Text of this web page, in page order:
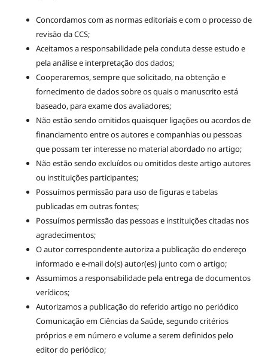
Concordamos com as normas editoriais e com o processo de
revisão da CCS;
Aceitamos a responsabilidade pela conduta desse estudo e
pela análise e interpretação dos dados;
Cooperaremos, sempre que solicitado, na obtenção e
fornecimento de dados sobre os quais o manuscrito está
baseado, para exame dos avaliadores;
Não estão sendo omitidos quaisquer ligações ou acordos de
financiamento entre os autores e companhias ou pessoas
que possam ter interesse no material abordado no artigo;
Não estão sendo excluídos ou omitidos deste artigo autores
ou instituições participantes;
Possuímos permissão para uso de figuras e tabelas
publicadas em outras fontes;
Possuímos permissão das pessoas e instituições citadas nos
agradecimentos;
O autor correspondente autoriza a publicação do endereço
informado e e-mail do(s) autor(es) junto com o artigo;
Assumimos a responsabilidade pela entrega de documentos
verídicos;
Autorizamos a publicação do referido artigo no periódico
Comunicação em Ciências da Saúde, segundo critérios
próprios e em número e volume a serem definidos pelo
editor do periódico;